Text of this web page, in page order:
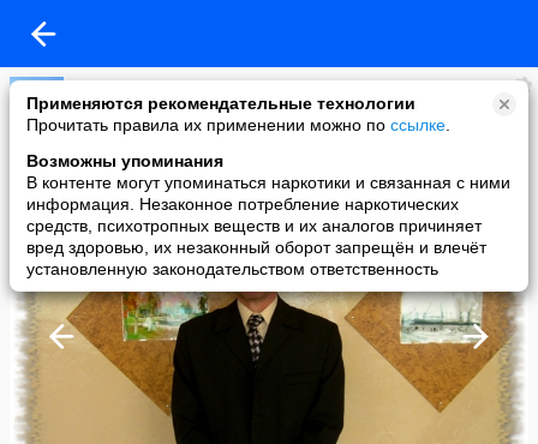
Применяются рекомендательные технологии
Прочитать правила их применении можно по ссылке
Возможны упоминания
В контенте могут упоминаться наркотики и связанная с ними
информация. Незаконное потребление наркотических
средств, психотропных веществ и их аналогов причиняет
вред здоровью, их незаконный оборот запрещён и влечёт
установленную законодательством ответственность
Школа №5 г.Николаевск-на-Амуре!
added a photo
02 Apr в 05:14